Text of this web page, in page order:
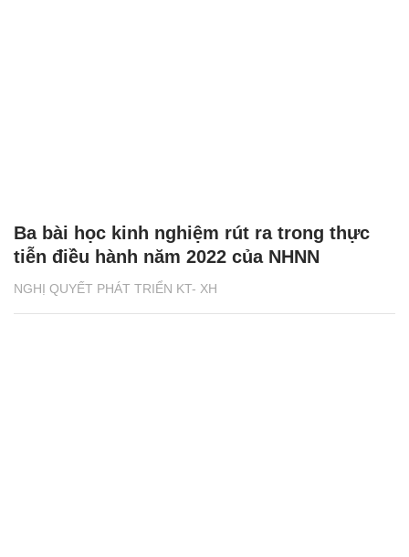
NGHỊ QUYẾT PHÁT TRIỂN KT- XH
Ba bài học kinh nghiệm rút ra trong thực
tiễn điều hành năm 2022 của NHNN